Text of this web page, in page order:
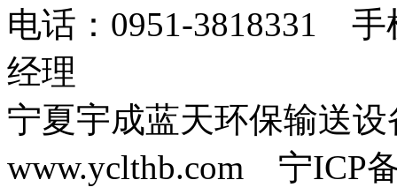
电话：0951-3818331 手
经理
宁夏宇成蓝天环保输送
www.yclthb.com 宁ICP